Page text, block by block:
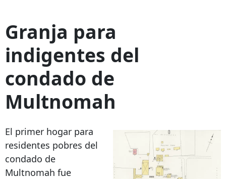
Granja para
indigentes del
condado de
Multnomah
El primer hogar para
residentes pobres del
condado de
Multnomah fue